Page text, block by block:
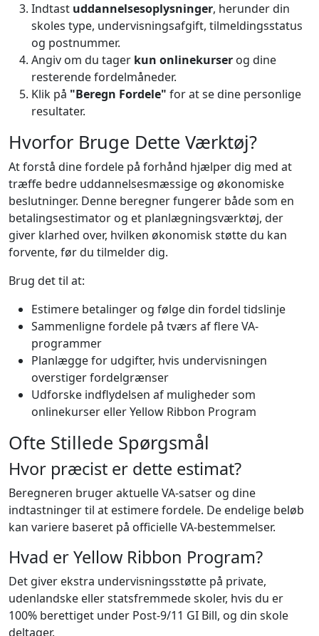
Indtast uddannelsesoplysninger, herunder din
skoles type, undervisningsafgift, tilmeldingsstatus
og postnummer.
Angiv om du tager kun onlinekurser og dine
resterende fordelmåneder.
Klik på "Beregn Fordele" for at se dine personlige
resultater.
Hvorfor Bruge Dette Værktøj?
At forstå dine fordele på forhånd hjælper dig med at
træffe bedre uddannelsesmæssige og økonomiske
beslutninger. Denne beregner fungerer både som en
betalingsestimator og et planlægningsværktøj, der
giver klarhed over, hvilken økonomisk støtte du kan
forvente, før du tilmelder dig.
Brug det til at:
Estimere betalinger og følge din fordel tidslinje
Sammenligne fordele på tværs af flere VA-
programmer
Planlægge for udgifter, hvis undervisningen
overstiger fordelgrænser
Udforske indflydelsen af muligheder som
onlinekurser eller Yellow Ribbon Program
Ofte Stillede Spørgsmål
Hvor præcist er dette estimat?
Beregneren bruger aktuelle VA-satser og dine
indtastninger til at estimere fordele. De endelige beløb
kan variere baseret på officielle VA-bestemmelser.
Hvad er Yellow Ribbon Program?
Det giver ekstra undervisningsstøtte på private,
udenlandske eller statsfremmede skoler, hvis du er
100% berettiget under Post-9/11 GI Bill, og din skole
deltager.